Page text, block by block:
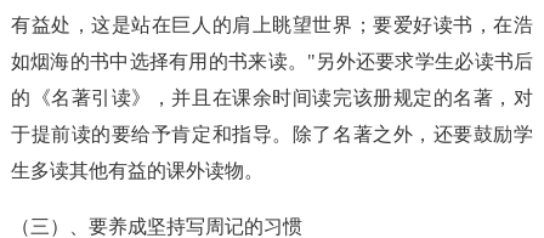
有益处，这是站在巨人的肩上眺望世界；要爱好读书，在浩
如烟海的书中选择有用的书来读。"另外还要求学生必读书后
的《名著引读》，并且在课余时间读完该册规定的名著，对
于提前读的要给予肯定和指导。除了名著之外，还要鼓励学
生多读其他有益的课外读物。
（三）、要养成坚持写周记的习惯